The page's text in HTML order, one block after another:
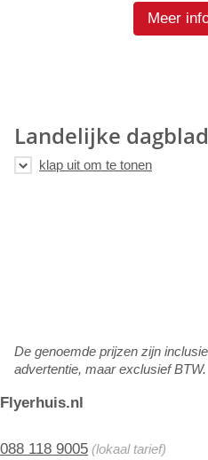
Flyerhuis.nl
088 118 9005 (lokaal tarief)
Meer
Landelijke
De genoemde prijzen zijn
advertentie, maar exclusief BTW.